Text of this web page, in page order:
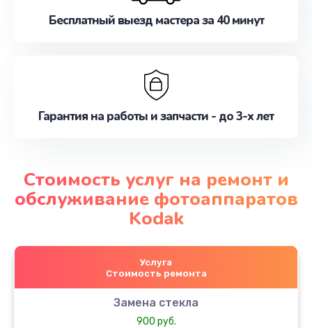
Бесплатный выезд мастера за 40 минут
Гарантия на работы и запчасти - до 3-х лет
Стоимость услуг на ремонт и
обслуживание фотоаппаратов
Kodak
Услуга
Стоимость ремонта
Замена стекла
900 руб.